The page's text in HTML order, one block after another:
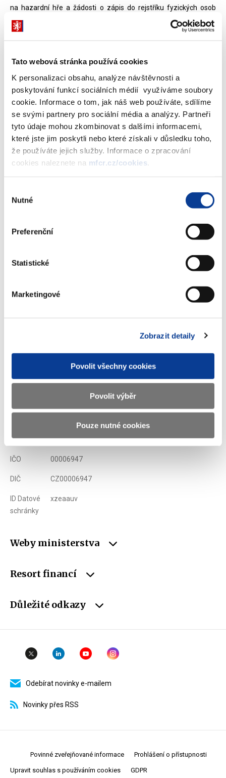
Tato webová stránka používá cookies
K personalizaci obsahu, analýze návštěvnosti a
poskytování funkcí sociálních médií využíváme soubory
cookie. Informace o tom, jak náš web používáte, sdílíme
se svými partnery pro sociální média a analýzy. Partneři
tyto údaje mohou zkombinovat s dalšími informacemi,
které jste jim poskytli nebo které získali v důsledku toho,
že používáte jejich služby. Informace o zpracování
cookies naleznete na mfcr.cz/cookies
souhlasu
Nutné
Preferenční
Statistické
Marketingové
Zobrazit detaily
Povolit všechny cookies
Povolit výběr
Pouze nutné cookies
na hazardní hře a žádosti o zápis do rejstříku fyzických osob
vyloučených z účasti na hazardních hrách zprostředkované
provozovatelem hazardní hry v návaznosti na zákon č. 186/2016
některé zákony v souvislosti s konsolidací veřejných rozpočtů,
vydává toto výkladové stanovisko.
Dokumenty ke stažení
Stanovisko k prostředku pro
Stáhnout vybrané (
Stáhnout vše
Ministerstvo financí ČR
Letenská 15, 118 10 Praha
E-mail podatelna@mf.gov.cz
IČO 00006947
DIČ CZ00006947
ID Datové
schránky
xzeaauv
Weby ministerstva
Resort financí
Důležité odkazy
Odebírat novinky e-mailem
Novinky přes RSS
Povinné zveřejňované informace Prohlášení o přístupnosti
Upravit souhlas s používáním cookies GDPR